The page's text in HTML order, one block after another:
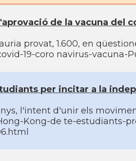
de la vacuna del
provat, 1.600, en
19-coro navirus-vacuna-
per incitar a la
l'intent d'unir els
Kong-de te-estudiants-